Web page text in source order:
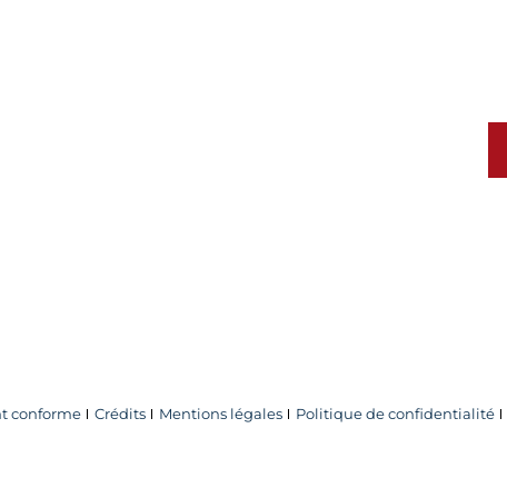
conforme Crédits Mentions légales Politique de confidentialité